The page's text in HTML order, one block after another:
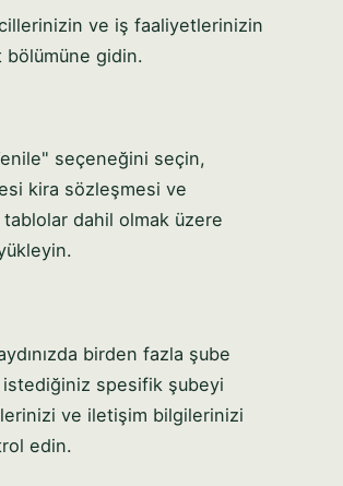
ve iş faaliyetlerinizin
gidin.
seçeneğini seçin,
kira sözleşmesi ve
dahil olmak üzere
birden fazla şube
spesifik şubeyi
ve iletişim bilgilerinizi
edin.